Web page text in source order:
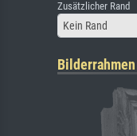
Zusätzlicher Rand
Kein Rand
Bilderrahmen